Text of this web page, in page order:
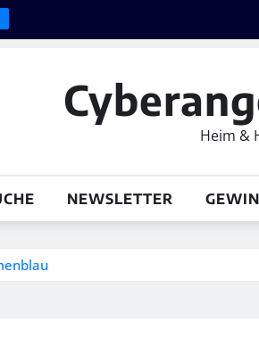
Heim &
NEWSLETTER